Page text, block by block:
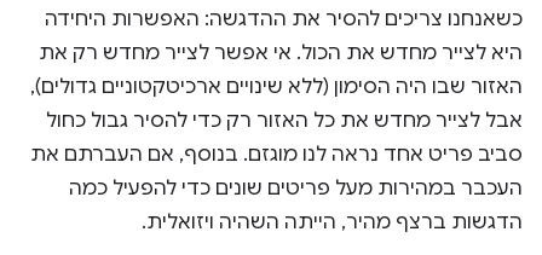
כשאנחנו צריכים להסיר את ההדגשה: האפשרות היחידה
היא לצייר מחדש את הכול. אי אפשר לצייר מחדש רק את
האזור שבו היה הסימון (ללא שינויים ארכיטקטוניים גדולים),
אבל לצייר מחדש את כל האזור רק כדי להסיר גבול כחול
סביב פריט אחד נראה לנו מוגזם. בנוסף, אם העברתם את
העכבר במהירות מעל פריטים שונים כדי להפעיל כמה
הדגשות ברצף מהיר, הייתה השהיה ויזואלית.